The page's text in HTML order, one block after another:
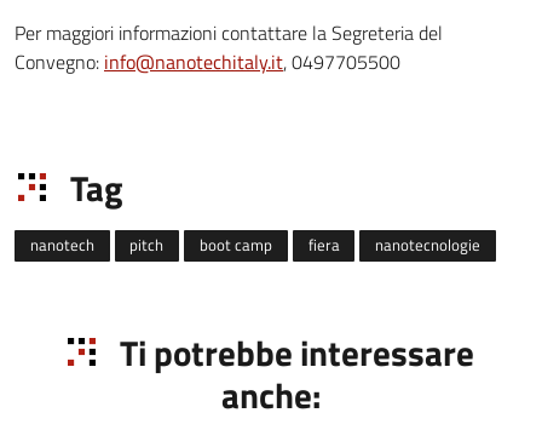
Per maggiori informazioni contattare la Segreteria del
Convegno: info@nanotechitaly.it, 0497705500
Tag
nanotech pitch boot camp fiera nanotecnologie
Ti potrebbe interessare
anche: